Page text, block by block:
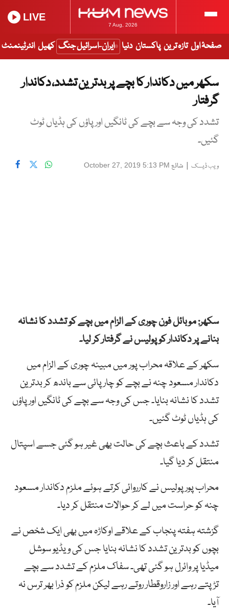
7 Aug, 2026
LIVE
صفحۂ اول تازہ ترین پاکستان دنیا ایران-اسرائیل جنگ کھیل انٹرٹینمنٹ
سکھر میں دکاندار کا بچے پر بدترین تشدد، دکاندار
گرفتار
تشدد کی وجہ سے بچے کی ٹانگیں اور پاؤں کی ہڈیاں ٹوٹ
گئیں۔
ویب ڈیسک | شائع October 27, 2019 5:13 PM
سکھر: موبائل فون چوری کے الزام میں بچے کو تشدد کا نشانہ
بنانے پر دکاندار کو پولیس نے گرفتار کر لیا۔
سکھر کے علاقہ محراب پور میں مبینہ چوری کے الزام میں
دکاندار مسعود چنہ نے بچے کو چارپائی سے باندھ کر بدترین
تشدد کا نشانہ بنایا۔ جس کی وجہ سے بچے کی ٹانگیں اور پاؤں
کی ہڈیاں ٹوٹ گئیں۔
تشدد کے باعث بچے کی حالت بھی غیر ہو گئی جسے اسپتال
منتقل کر دیا گیا۔
محراب پور پولیس نے کارروائی کرتے ہوئے ملزم دکاندار مسعود
چنہ کو حراست میں لے کر حوالات منتقل کر دیا۔
گزشتہ ہفتہ پنجاب کے علاقے اوکاڑہ میں بھی ایک شخص نے
بچوں کو بدترین تشدد کا نشانہ بنایا جس کی ویڈیو سوشل
میڈیا پر وائرل ہو گئی تھی۔ سفاک ملزم کے تشدد سے بچے
تڑپتے رہے اور زاروقطار روتے رہے لیکن ملزم کو ذرا بھر ترس نہ
آیا۔